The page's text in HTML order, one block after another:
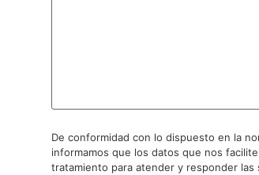
De conformidad con lo dispuesto en la
informamos que los datos que nos
tratamiento para atender y responder